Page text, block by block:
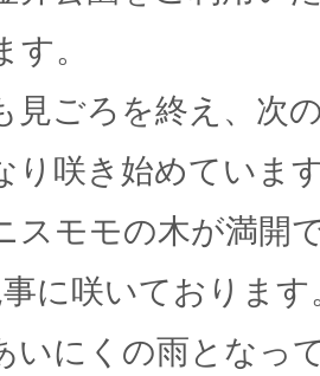
す。
見ごろを終え、次
り咲き始めていま
スモモの木が満開
に咲いております
いにくの雨となっ